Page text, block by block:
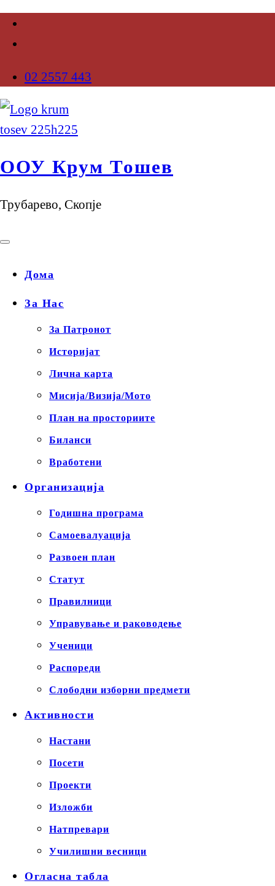
02 2557 443
ООУ Крум Тошев
Трубарево, Скопје
Дома
За Нас
За Патронот
Историјат
Лична карта
Мисија/Визија/Мото
План на просториите
Биланси
Вработени
Организација
Годишна програма
Самоевалуација
Развоен план
Статут
Правилници
Управување и раководење
Ученици
Распореди
Слободни изборни предмети
Активности
Настани
Посети
Проекти
Изложби
Натпревари
Училишни весници
Огласна табла